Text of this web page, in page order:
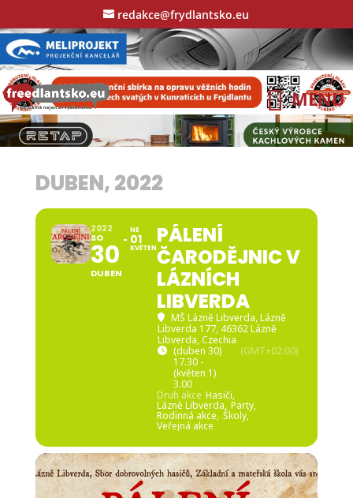
redakce@frydlantsko.eu
DUBEN, 2022
2022
SO
30
DUBEN
NE
01
KVĚTEN
PÁLENÍ
ČARODĚJNIC V
LÁZNÍCH
LIBVERDA
MŠ Lázně Libverda, Lázně
Libverda 177, 46362 Lázně
Libverda, Czechia
(duben 30)
17.30 -
(květen 1)
3.00
(GMT+02:00)
Druh akce Hasiči,
Lázně Libverda, Party,
Rodinná akce, Školy,
Veřejná akce